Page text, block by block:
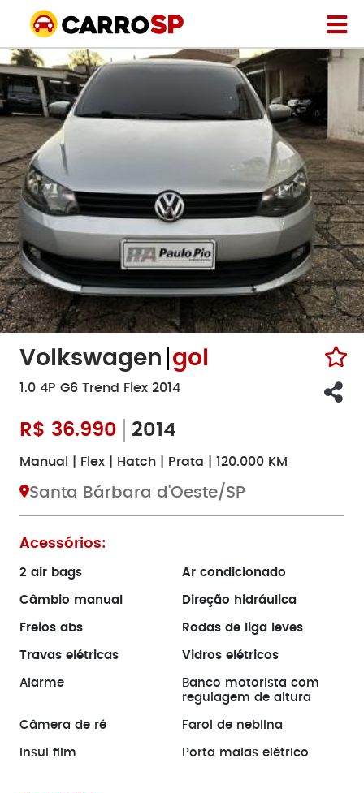
Volkswagen gol
1.0 4P G6 Trend Flex 2014
R$ 36.990 2014
Manual | Flex | Hatch | Prata | 120.000 KM
Santa Bárbara d'Oeste/SP
Acessórios:
2 air bags Ar condicionado
Câmbio manual Direção hidráulica
Freios abs Rodas de liga leves
Travas elétricas Vidros elétricos
Alarme
Banco motorista com
regulagem de altura
Câmera de ré Farol de neblina
Insul film Porta malas elétrico